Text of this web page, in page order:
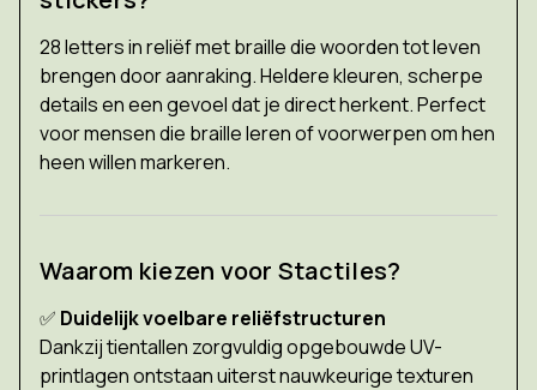
28 letters in reliëf met braille die woorden tot leven
brengen door aanraking. Heldere kleuren, scherpe
details en een gevoel dat je direct herkent. Perfect
voor mensen die braille leren of voorwerpen om hen
heen willen markeren.
Waarom kiezen voor Stactiles?
✅ Duidelijk voelbare reliëfstructuren
Dankzij tientallen zorgvuldig opgebouwde UV-
printlagen ontstaan uiterst nauwkeurige texturen